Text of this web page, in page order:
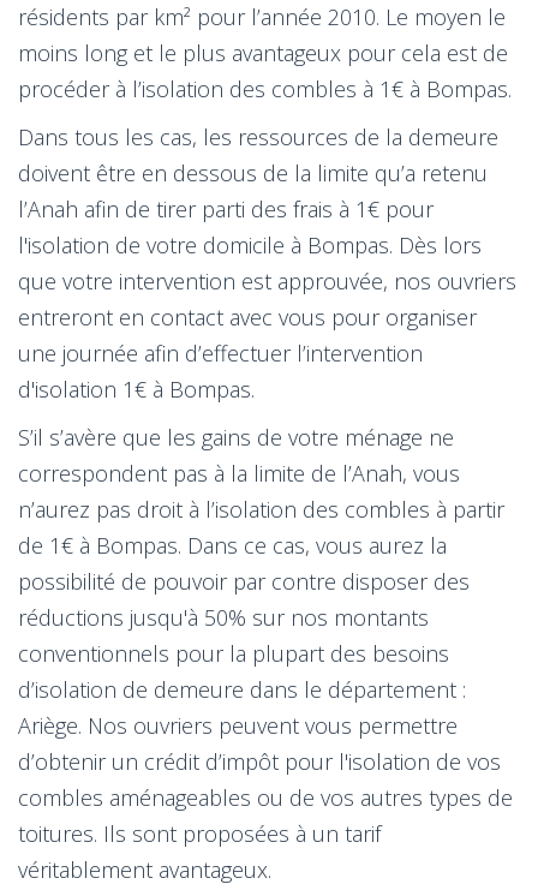
résidents par km² pour l’année 2010. Le moyen le
moins long et le plus avantageux pour cela est de
procéder à l’isolation des combles à 1€ à Bompas.
Dans tous les cas, les ressources de la demeure
doivent être en dessous de la limite qu’a retenu
l’Anah afin de tirer parti des frais à 1€ pour
l'isolation de votre domicile à Bompas. Dès lors
que votre intervention est approuvée, nos ouvriers
entreront en contact avec vous pour organiser
une journée afin d’effectuer l’intervention
d'isolation 1€ à Bompas.
S’il s’avère que les gains de votre ménage ne
correspondent pas à la limite de l’Anah, vous
n’aurez pas droit à l’isolation des combles à partir
de 1€ à Bompas. Dans ce cas, vous aurez la
possibilité de pouvoir par contre disposer des
réductions jusqu'à 50% sur nos montants
conventionnels pour la plupart des besoins
d’isolation de demeure dans le département :
Ariège. Nos ouvriers peuvent vous permettre
d’obtenir un crédit d’impôt pour l'isolation de vos
combles aménageables ou de vos autres types de
toitures. Ils sont proposées à un tarif
véritablement avantageux.